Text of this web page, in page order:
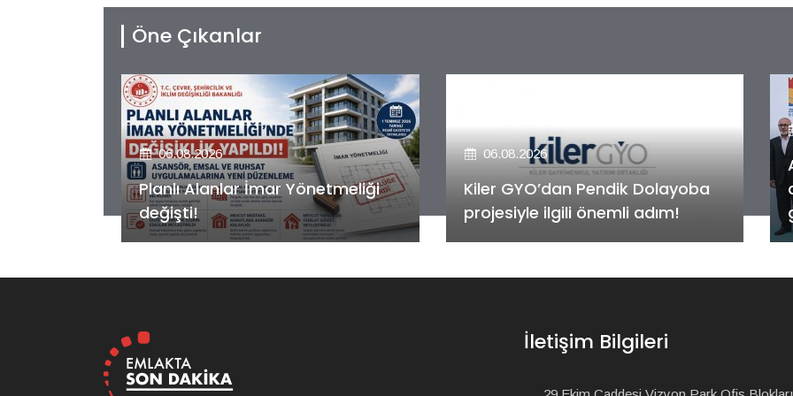
Öne Çıkanlar
06.08.2026
Kiler GYO’dan Pendik Dolayoba
projesiyle ilgili önemli adım!
06.08.2026
Alya Merkezefendi Konutları'nın
anahtar teslim töreni
gerçekleştirildi!
İletişim Bilgileri